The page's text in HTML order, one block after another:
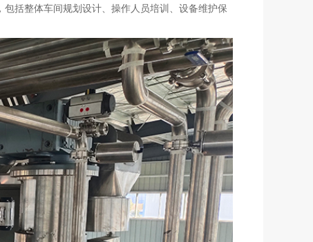
括整体车间规划设计、操作人员培训、设备维护保